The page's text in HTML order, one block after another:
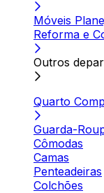
Móveis
Reforma e
Outros
Quarto
Guarda-
Cômodas
Camas
Penteadeiras
Colchões